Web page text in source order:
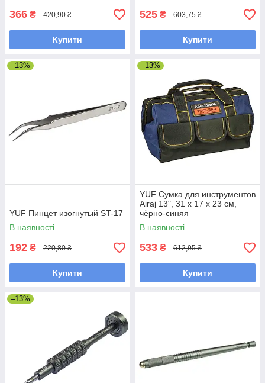
366 ₴ 420,90 ₴
Купити
525 ₴ 603,75 ₴
Купити
–13%
YUF Пинцет изогнутый ST-17
В наявності
192 ₴ 220,80 ₴
Купити
–13%
YUF Сумка для инструментов
Airaj 13", 31 x 17 x 23 см,
чёрно-синяя
В наявності
533 ₴ 612,95 ₴
Купити
–13%